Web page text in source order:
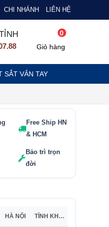
CHI NHÁNH LIÊN HỆ
0
Giỏ hàng
SẮT VÂN TAY
Free Ship HN
& HCM
Bảo trì trọn
đời
HÀ NỘI TỈNH KHÁC